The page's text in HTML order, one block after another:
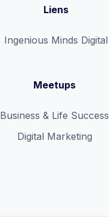
Liens
Ingenious Minds Digital
Meetups
Business & Life Success
Digital Marketing